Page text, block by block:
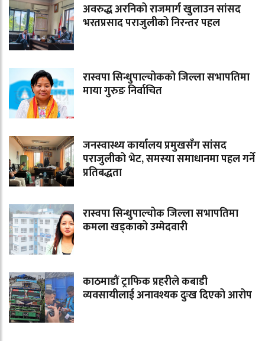
अवरुद्ध अरनिको राजमार्ग खुलाउन सांसद
भरतप्रसाद पराजुलीको निरन्तर पहल
रास्वपा सिन्धुपाल्चोकको जिल्ला सभापतिमा
माया गुरुङ निर्वाचित
जनस्वास्थ्य कार्यालय प्रमुखसँग सांसद
पराजुलीको भेट, समस्या समाधानमा पहल गर्ने
प्रतिबद्धता
रास्वपा सिन्धुपाल्चोक जिल्ला सभापतिमा
कमला खड्काको उम्मेदवारी
काठमाडौं ट्राफिक प्रहरीले कबाडी
व्यवसायीलाई अनावश्यक दुःख दिएको आरोप